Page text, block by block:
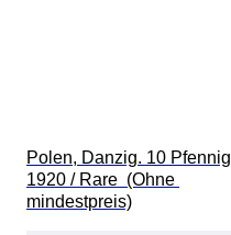
Polen, Danzig. 10 Pfennig
1920 / Rare  (Ohne
mindestpreis)